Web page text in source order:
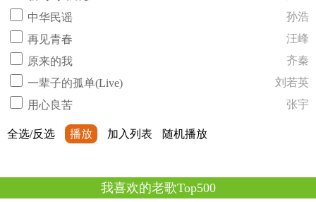
中华民谣
孙浩
再见青春
汪峰
原来的我
齐秦
一辈子的孤单(Live)
刘若英
用心良苦
张宇
全选/反选 播放 加入列表 随机播放
我喜欢的老歌Top500